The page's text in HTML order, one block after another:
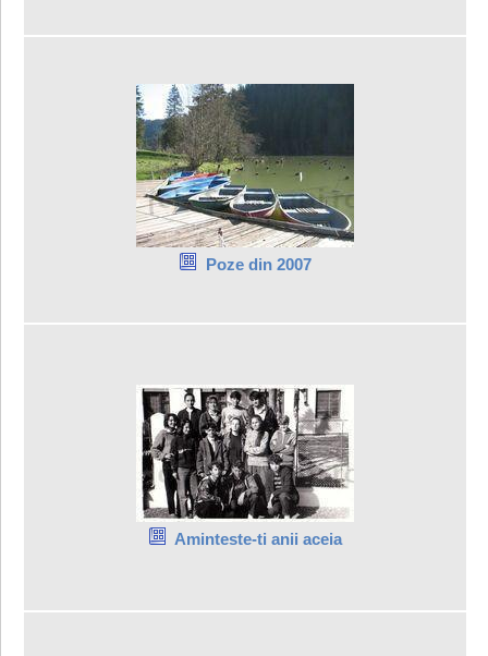
Poze din 2007
Aminteste-ti anii aceia